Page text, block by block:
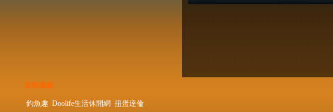
友站連結
釣魚趣 Doolife生活休閒網 扭蛋達倫